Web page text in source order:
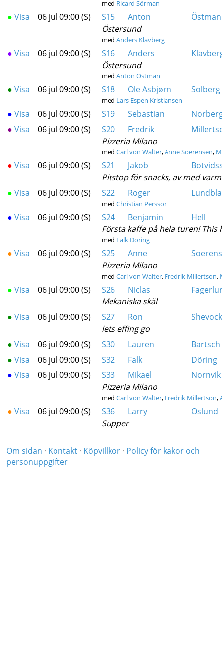
med Ricard Sörman
● Visa 06 jul 09:00 (S) S15 Anton
Östman
Östersund
med Anders Klavberg
● Visa 06 jul 09:00 (S) S16 Anders
Östersund
med Anton Östman
● Visa 06 jul 09:00 (S) S18 Ole Asbjørn Solberg
med Lars Espen Kristiansen
● Visa 06 jul 09:00 (S) S19 Sebastian
● Visa 06 jul 09:00 (S) S20 Fredrik
Pizzeria Milano
med Carl von Walter,Anne Soerensen,
● Visa 06 jul 09:00 (S) S21 Jakob
Pitstop för snacks, av med
● Visa 06 jul 09:00 (S) S22 Roger
med Christian Persson
● Visa 06 jul 09:00 (S) S24 Benjamin
Hell
Första kaffe på hela turen!
med Falk Döring
● Visa 06 jul 09:00 (S) S25 Anne
Pizzeria Milano
med Carl von Walter, Fredrik Millertson,
● Visa 06 jul 09:00 (S) S26 Niclas
Mekaniska skäl
● Visa 06 jul 09:00 (S) S27 Ron
Shevock
lets effing go
● Visa 06 jul 09:00 (S) S30 Lauren
Bartsch
● Visa 06 jul 09:00 (S) S32 Falk
Döring
● Visa 06 jul 09:00 (S) S33 Mikael
Nornvik
Pizzeria Milano
med Carl von Walter, Fredrik Millertson,
● Visa 06 jul 09:00 (S) S36 Larry
Oslund
Supper
Om sidan · Kontakt· Köpvillkor· Policy för kakor och
personuppgifter